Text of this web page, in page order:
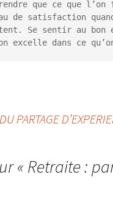
de satisfaction
Se sentir au
PARTAGE
« Retraite :